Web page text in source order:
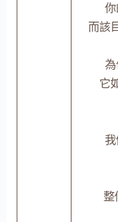
而該
為
它
整